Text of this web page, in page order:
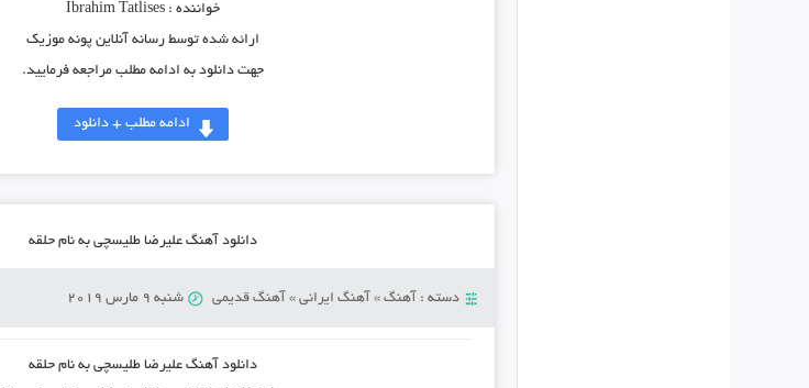
خواننده :Ibrahim Tatlises
ارائه شده توسط رسانه آنلاین پونه موزیک
جهت دانلود به ادامه مطلب مراجعه فرمایید.
ادامه مطلب + دانلود
دانلود آهنگ علیرضا طلیسچی به نام حلقه
دسته : آهنگ» آهنگ ایرانی» آهنگ قدیمی شنبه 9 مارس 2019
دانلود آهنگ علیرضا طلیسچی به نام حلقه